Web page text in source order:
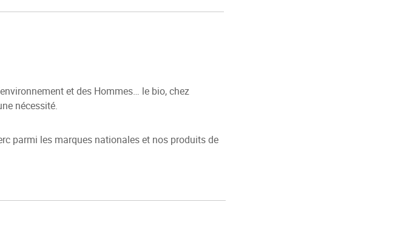
et des Hommes… le bio, chez
nécessité.
parmi les marques nationales et nos produits de